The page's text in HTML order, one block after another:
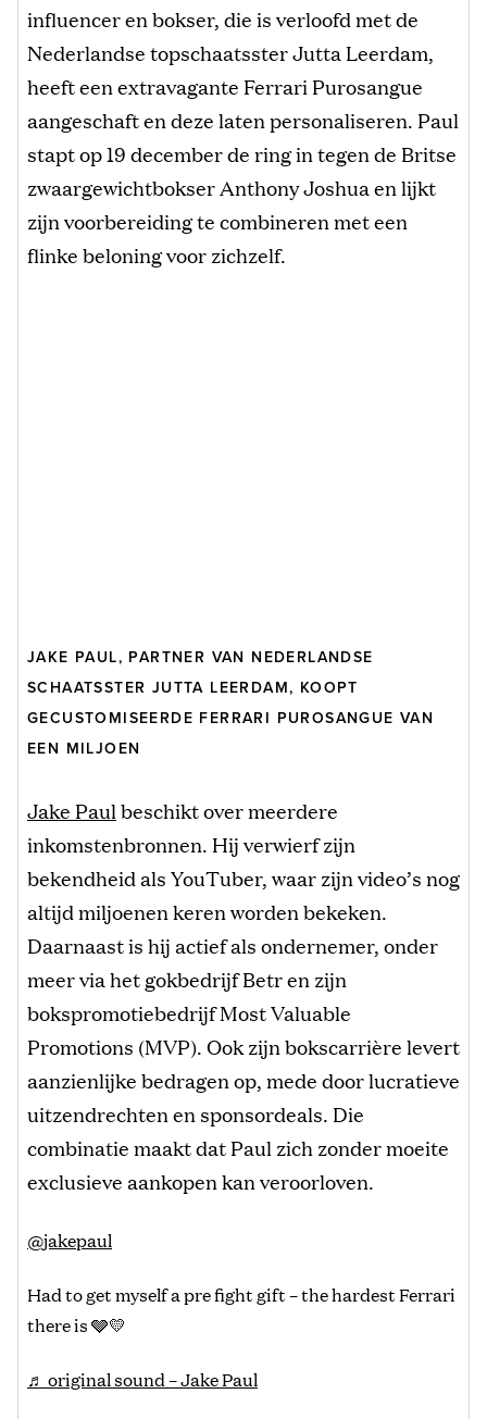
influencer en bokser, die is verloofd met de
Nederlandse topschaatsster Jutta Leerdam,
heeft een extravagante Ferrari Purosangue
aangeschaft en deze laten personaliseren. Paul
stapt op 19 december de ring in tegen de Britse
zwaargewichtbokser Anthony Joshua en lijkt
zijn voorbereiding te combineren met een
flinke beloning voor zichzelf.
JAKE PAUL, PARTNER VAN NEDERLANDSE
SCHAATSSTER JUTTA LEERDAM, KOOPT
GECUSTOMISEERDE FERRARI PUROSANGUE VAN
EEN MILJOEN
Jake Paulbeschikt over meerdere
inkomstenbronnen. Hij verwierf zijn
bekendheid als YouTuber, waar zijn video’s nog
altijd miljoenen keren worden bekeken.
Daarnaast is hij actief als ondernemer, onder
meer via het gokbedrijf Betr en zijn
bokspromotiebedrijf Most Valuable
Promotions (MVP). Ook zijn bokscarrière levert
aanzienlijke bedragen op, mede door lucratieve
uitzendrechten en sponsordeals. Die
combinatie maakt dat Paul zich zonder moeite
exclusieve aankopen kan veroorloven.
@jakepaul
Had to get myself a pre fight gift – the hardest Ferrari
there is 🩶💛
♬ original sound – Jake Paul